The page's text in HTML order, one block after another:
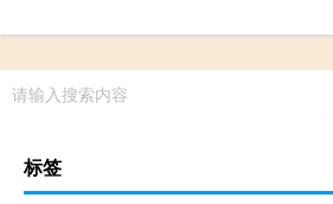
请输入搜索内容
标签